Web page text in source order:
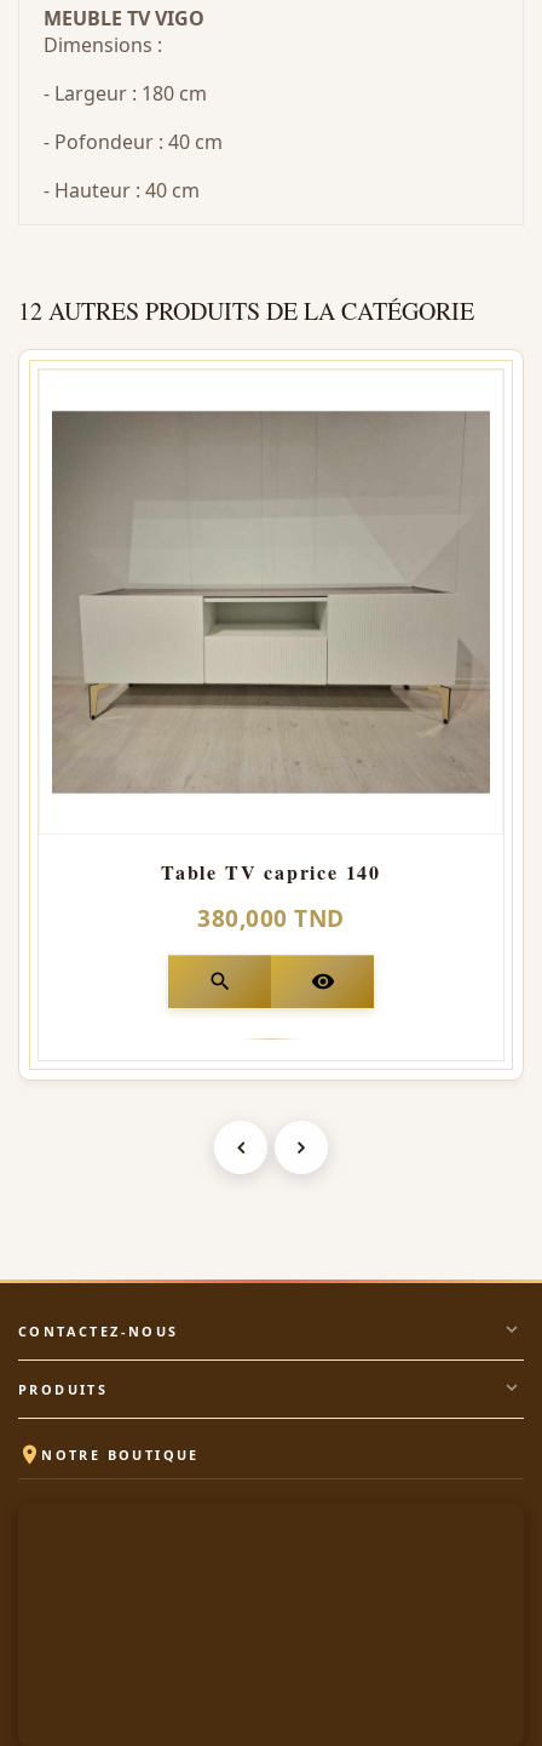
MEUBLE TV VIGO
Dimensions :
- Largeur : 180 cm
- Pofondeur : 40 cm
- Hauteur : 40 cm
12 AUTRES PRODUITS DE LA CATÉGORIE
Table TV caprice 140
380,000 TND
search visibility
CONTACTEZ-NOUS expand_more
PRODUITS expand_more
 NOTRE BOUTIQUE